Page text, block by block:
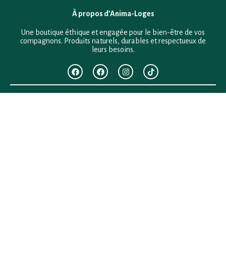
À propos d’Anima-Loges
Une boutique éthique et engagée pour le bien-être de vos
compagnons. Produits naturels, durables et respectueux de
leurs besoins.